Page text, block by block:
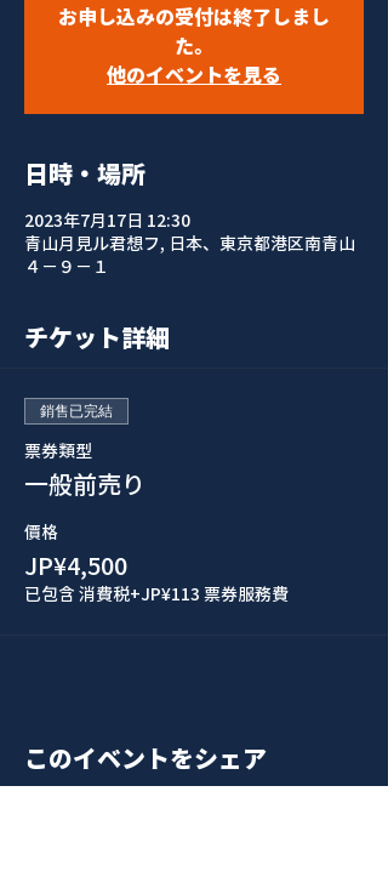
お申し込みの受付は終了しまし
た。
他のイベントを見る
日時・場所
2023年7月17日 12:30
青山月見ル君想フ, 日本、東京都港区南青山
４−９−１
チケット詳細
銷售已完結
票券類型
一般前売り
價格
JP¥4,500
已包含 消費税+JP¥113 票券服務費
このイベントをシェア